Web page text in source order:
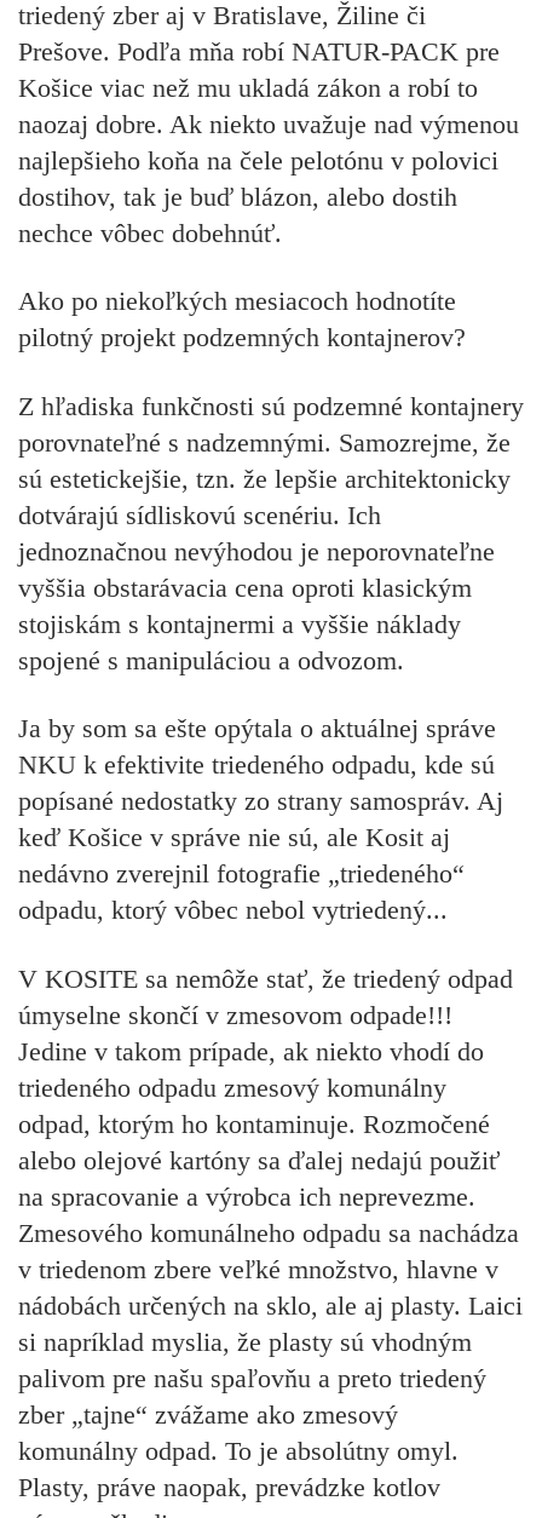
triedený zber aj v Bratislave, Žiline či
Prešove. Podľa mňa robí NATUR-PACK pre
Košice viac než mu ukladá zákon a robí to
naozaj dobre. Ak niekto uvažuje nad výmenou
najlepšieho koňa na čele pelotónu v polovici
dostihov, tak je buď blázon, alebo dostih
nechce vôbec dobehnúť.
Ako po niekoľkých mesiacoch hodnotíte
pilotný projekt podzemných kontajnerov?
Z hľadiska funkčnosti sú podzemné kontajnery
porovnateľné s nadzemnými. Samozrejme, že
sú estetickejšie, tzn. že lepšie architektonicky
dotvárajú sídliskovú scenériu. Ich
jednoznačnou nevýhodou je neporovnateľne
vyššia obstarávacia cena oproti klasickým
stojiskám s kontajnermi a vyššie náklady
spojené s manipuláciou a odvozom.
Ja by som sa ešte opýtala o aktuálnej správe
NKU k efektivite triedeného odpadu, kde sú
popísané nedostatky zo strany samospráv. Aj
keď Košice v správe nie sú, ale Kosit aj
nedávno zverejnil fotografie „triedeného“
odpadu, ktorý vôbec nebol vytriedený...
V KOSITE sa nemôže stať, že triedený odpad
úmyselne skončí v zmesovom odpade!!!
Jedine v takom prípade, ak niekto vhodí do
triedeného odpadu zmesový komunálny
odpad, ktorým ho kontaminuje. Rozmočené
alebo olejové kartóny sa ďalej nedajú použiť
na spracovanie a výrobca ich neprevezme.
Zmesového komunálneho odpadu sa nachádza
v triedenom zbere veľké množstvo, hlavne v
nádobách určených na sklo, ale aj plasty. Laici
si napríklad myslia, že plasty sú vhodným
palivom pre našu spaľovňu a preto triedený
zber „tajne“ zvážame ako zmesový
komunálny odpad. To je absolútny omyl.
Plasty, práve naopak, prevádzke kotlov